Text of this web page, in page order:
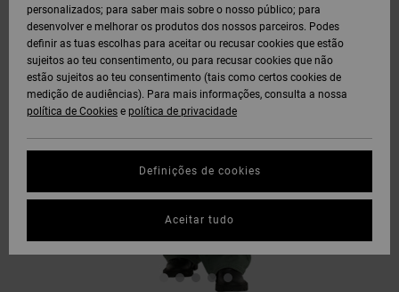
personalizados; para saber mais sobre o nosso público; para
desenvolver e melhorar os produtos dos nossos parceiros. Podes
definir as tuas escolhas para aceitar ou recusar cookies que estão
sujeitos ao teu consentimento, ou para recusar cookies que não
estão sujeitos ao teu consentimento (tais como certos cookies de
medição de audiências). Para mais informações, consulta a nossa
política de Cookies e política de privacidade
Definições de cookies
Aceitar tudo